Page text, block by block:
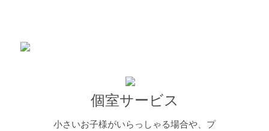
個室サービス
小さいお子様がいらっしゃる場合や、プ